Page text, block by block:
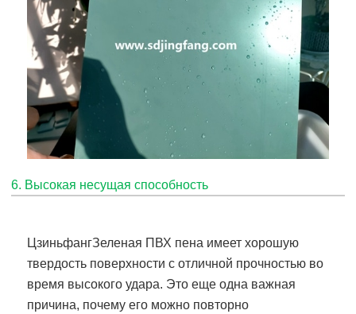
6. Высокая несущая способность
ЦзиньфангЗеленая ПВХ пена имеет хорошую
твердость поверхности с отличной прочностью во
время высокого удара. Это еще одна важная
причина, почему его можно повторно